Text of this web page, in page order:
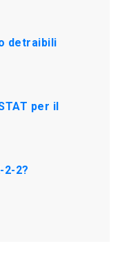
detraibili
per il
2-2?